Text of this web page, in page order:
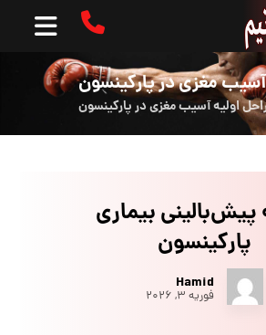
مغزی در پارکینسون
اولیه آسیب مغزی در پارکینسون
پیش‌بالینی بیماری
پارکینسون
Hamid
فوریه ۳, ۲۰۲۶